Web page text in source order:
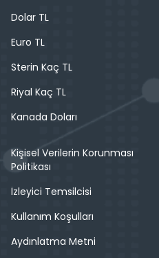
Dolar TL
Euro TL
Sterin Kaç TL
Riyal Kaç TL
Kanada Doları
Kişisel Verilerin Korunması
Politikası
İzleyici Temsilcisi
Kullanım Koşulları
Aydınlatma Metni